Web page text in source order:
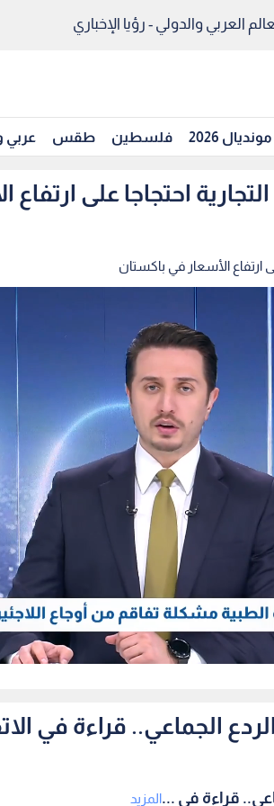
العربي والدولي - رؤيا الإخباري
مونديال 2026 فلسطين طقس عربي
احتجاجا على ارتفاع
ارتفاع الأسعار في باكستان
الجماعي.. قراءة في
قراءة في ...المزيد